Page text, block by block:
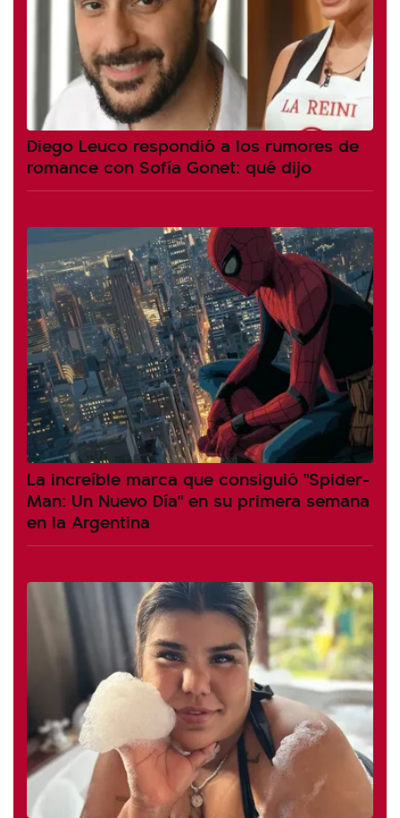
Diego Leuco respondió a los rumores de
romance con Sofía Gonet: qué dijo
La increíble marca que consiguió "Spider-
Man: Un Nuevo Día" en su primera semana
en la Argentina